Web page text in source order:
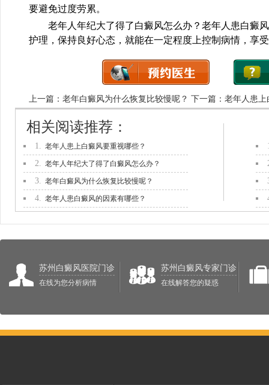
要避免过度劳累。
老年人年纪大了得了白癜风怎么办？老年人患白癜风
护理，保持良好心态，就能在一定程度上控制病情，享
上一篇： 老年白癜风为什么恢复比较慢呢？ 下一篇： 老年人患上
1. 老年人患上白癜风要重视哪些？
2. 老年人年纪大了得了白癜风怎么办？
3. 老年白癜风为什么恢复比较慢呢？
4. 老年人患白癜风的因素有哪些？
相关阅读推荐：
苏州白癜风医院门诊
在线为您分析病情
苏州白癜风专家门诊
在线解答您的疑惑